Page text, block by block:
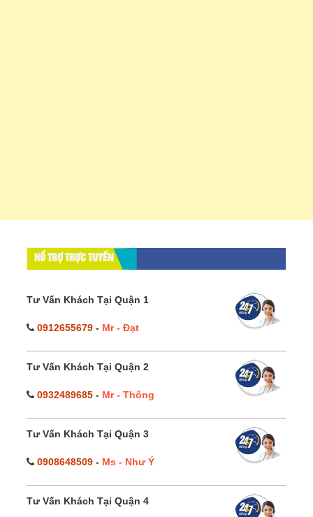
HỔ TRỢ TRỰC TUYẾN
Tư Vấn Khách Tại Quận 1
0912655679 - Mr - Đạt
Tư Vấn Khách Tại Quận 2
0932489685 - Mr - Thông
Tư Vấn Khách Tại Quận 3
0908648509 - Ms - Như Ý
Tư Vấn Khách Tại Quận 4